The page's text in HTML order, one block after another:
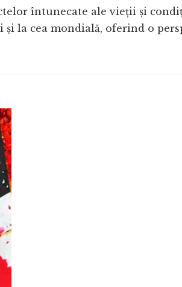
întunecate ale vieții și
la cea mondială, oferind o